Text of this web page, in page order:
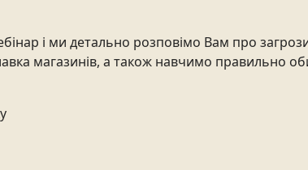
і ми детально розповімо Вам про
магазинів, а також навчимо правильно